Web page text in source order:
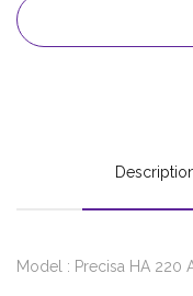
Model : Precisa HA 220